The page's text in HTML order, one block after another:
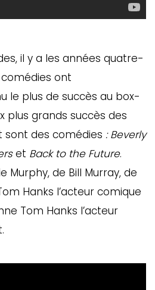
il y a les années quatre-
ont
le plus de succès au box-
plus grands succès des
des comédies : Beverly
et Back to the Future.
Murphy, de Bill Murray, de
Hanks l’acteur comique
Tom Hanks l’acteur